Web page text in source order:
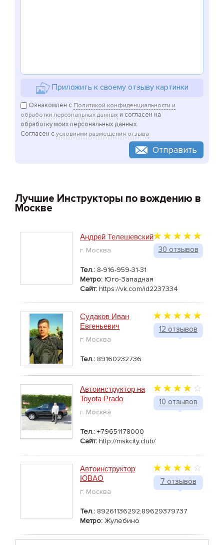
Приложить к своему отзыву картинки
Ознакомлен с Политикой конфиденциальности и
обработки персональных данных и согласен на
обработку моих персональных данных.
Согласен с условиями размещения отзыва
Отправить
Лучшие Инструкторы по вождению в
Москве
30 отзывов
Андрей Телешевский
г. Москва
Тел.: 8-916-959-31-31
Метро: Юго-Западная
Сайт: https://vk.com/id2237334
12 отзывов
Судаков Иван
Евгеньевич
г. Москва
Тел.: 89160232736
10 отзывов
Автоинструктор на
Toyota Prado
г. Москва
Тел.: +79651178000
Сайт: http://mskcity.club/
7 отзывов
Автоинструктор
ЮВАО
г. Москва
Тел.: 89261136292;89629379737
Метро: Жулебино